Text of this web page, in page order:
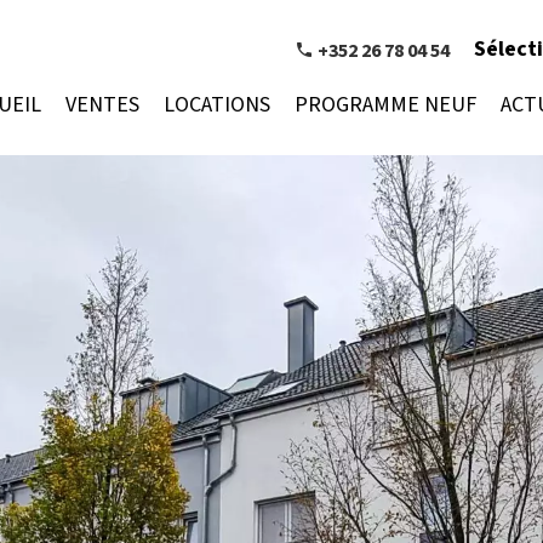
+352 26 78 04 54
VENTES LOCATIONS PROGRAMME NEUF